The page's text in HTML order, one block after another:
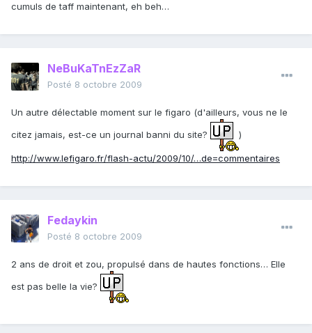
cumuls de taff maintenant, eh beh…
NeBuKaTnEzZaR
Posté 8 octobre 2009
Un autre délectable moment sur le figaro (d'ailleurs, vous ne le
citez jamais, est-ce un journal banni du site?
)
http://www.lefigaro.fr/flash-actu/2009/10/…de=commentaires
Fedaykin
Posté 8 octobre 2009
2 ans de droit et zou, propulsé dans de hautes fonctions… Elle
est pas belle la vie?